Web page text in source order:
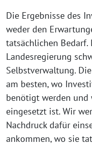
Die Ergebnisse des
weder den
tatsächlichen Bedarf.
Landesregierung
Selbstverwaltung.
am besten, wo
benötigt werden und
eingesetzt ist. Wir
Nachdruck dafür
ankommen, wo sie